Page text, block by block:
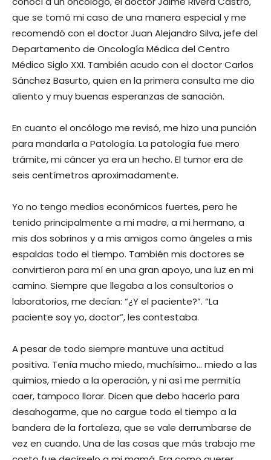
que se tomó mi caso de una manera especial y me
recomendó con el doctor Juan Alejandro Silva, jefe del
Departamento de Oncología Médica del Centro
Médico Siglo XXI. También acudo con el doctor Carlos
Sánchez Basurto, quien en la primera consulta me dio
aliento y muy buenas esperanzas de sanación.
En cuanto el oncólogo me revisó, me hizo una punción
para mandarla a Patología. La patología fue mero
trámite, mi cáncer ya era un hecho. El tumor era de
seis centímetros aproximadamente.
Yo no tengo medios económicos fuertes, pero he
tenido principalmente a mi madre, a mi hermano, a
mis dos sobrinos y a mis amigos como ángeles a mis
espaldas todo el tiempo. También mis doctores se
convirtieron para mí en una gran apoyo, una luz en mi
camino. Siempre que llegaba a los consultorios o
laboratorios, me decían: “¿Y el paciente?”. “La
paciente soy yo, doctor”, les contestaba.
A pesar de todo siempre mantuve una actitud
positiva. Tenía mucho miedo, muchísimo… miedo a las
quimios, miedo a la operación, y ni así me permitía
caer, tampoco llorar. Dicen que debo hacerlo para
desahogarme, que no cargue todo el tiempo a la
bandera de la fortaleza, que se vale derrumbarse de
vez en cuando. Una de las cosas que más trabajo me